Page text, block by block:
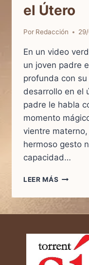
el Útero
Por Redacción
En un video
un joven padre
profunda con
desarrollo en el
padre le habla
momento
vientre
hermoso gesto
capacidad…
LEER MÁS
DEL
AMOR:
CON
SU